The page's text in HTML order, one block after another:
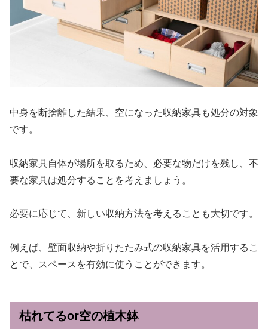
中身を断捨離した結果、空になった収納家具も処分の対象
です。
収納家具自体が場所を取るため、必要な物だけを残し、不
要な家具は処分することを考えましょう。
必要に応じて、新しい収納方法を考えることも大切です。
例えば、壁面収納や折りたたみ式の収納家具を活用するこ
とで、スペースを有効に使うことができます。
枯れてるor空の植木鉢